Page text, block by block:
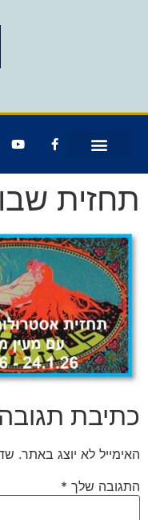
תחזית שבועית
כתיבת תגובה
האימייל לא יוצג באתר.
התגובה שלך *